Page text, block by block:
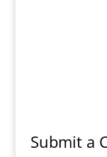
Submit a